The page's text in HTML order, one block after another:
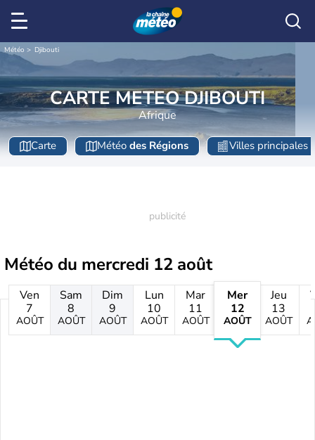
Météo Djibouti
CARTE METEO DJIBOUTI
Afrique
Carte Météo des Régions Villes principales
Météo du mercredi 12 août
Ven
7
AOÛT
Sam
8
AOÛT
Dim
9
AOÛT
Lun
10
AOÛT
Mar
11
AOÛT
Mer
12
AOÛT
Jeu
13
AOÛT